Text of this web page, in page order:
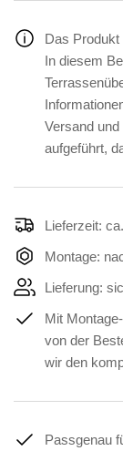
Das Produkt
In diesem
Versand
aufgeführt,
Lieferzeit:
Montage:
Lieferung:
Mit
von der
wir den
Passgenau